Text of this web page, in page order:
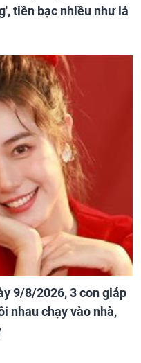
tiền bạc nhiều như lá
9/8/2026, 3 con giáp
nhau chạy vào nhà,